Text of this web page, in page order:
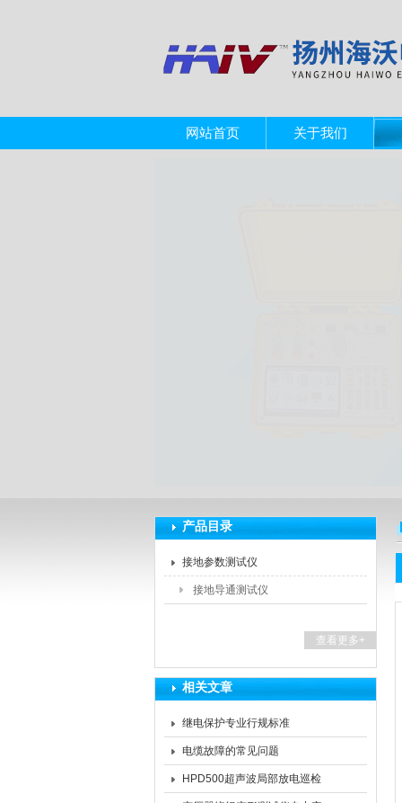
网站首页 关于我们
产品目录
接地参数测试仪
接地导通测试仪
查看更多+
相关文章
继电保护专业行规标准
电缆故障的常见问题
HPD500超声波局部放电巡检